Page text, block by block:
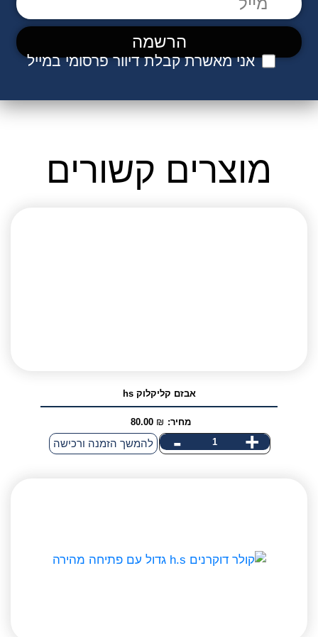
אני מאשרת קבלת דיוור פרסומי במייל
מוצרים קשורים
אבזם קליקלוק hs
מחיר: 80.00 ₪
+
כמות
- להמשך הזמנה ורכישה